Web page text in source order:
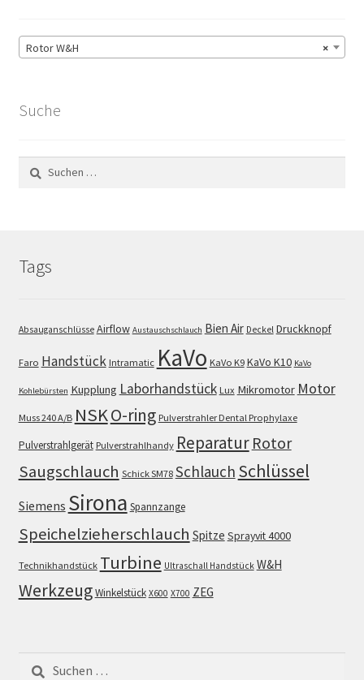
×
Rotor W&H
Suche
Suchen
nach:
Tags
Absauganschlüsse Airflow Austauschschlauch Bien Air Deckel Druckknopf
Faro Handstück Intramatic KaVo KaVo K9 KaVo K10 KaVo
Kohlebürsten Kupplung Laborhandstück Lux Mikromotor Motor
Muss 240 A/B NSKO-ring Pulverstrahler Dental Prophylaxe
Pulverstrahlgerät Pulverstrahlhandy Reparatur Rotor
Saugschlauch Schick SM78 Schlauch Schlüssel
Siemens Sirona Spannzange
Speichelzieherschlauch Spitze Sprayvit 4000
Technikhandstück Turbine Ultraschall Handstück W&H
WerkzeugWinkelstück X600 X700 ZEG
Suchen